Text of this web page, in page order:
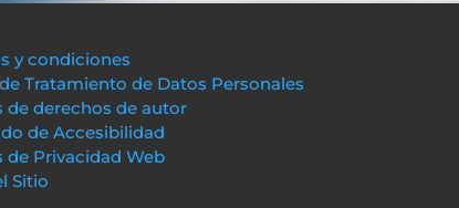
y condiciones
Tratamiento de Datos Personales
de derechos de autor
de Accesibilidad
de Privacidad Web
Sitio